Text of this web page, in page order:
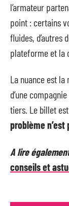
l’armateur
point : certains
fluides, d’autres
plateforme et la
La nuance est la
d’une
tiers. Le billet
problème n’est
A lire
conseils et